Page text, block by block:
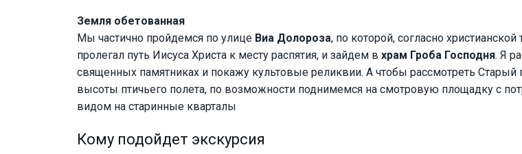
Земля обетованная
Мы частично пройдемся по улице Виа Долороза, по которой, согласно христианской
пролегал путь Иисуса Христа к месту распятия, и зайдем в храм Гроба Господня. Я
священных памятниках и покажу культовые реликвии. А чтобы рассмотреть Старый
высоты птичьего полета, по возможности поднимемся на смотровую площадку с
видом на старинные кварталы
Кому подойдет экскурсия